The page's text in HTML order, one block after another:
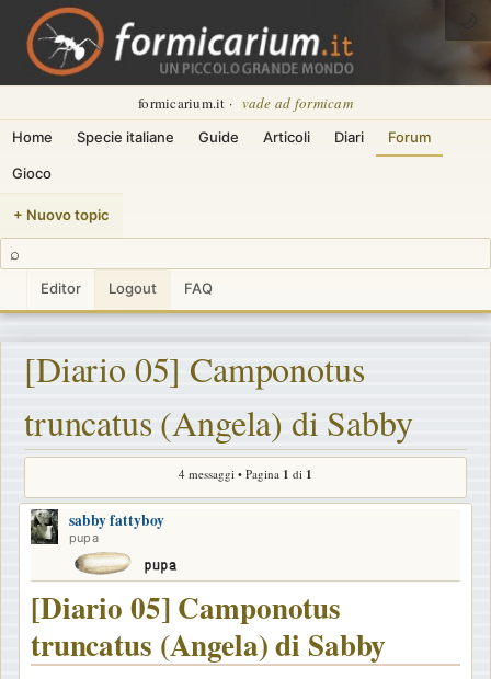
formicarium.it · vade ad formicam
Home Specie italiane Guide Articoli Diari Forum
Gioco
+ Nuovo topic
⌕
Editor Logout FAQ
🌙
[Diario 05] Camponotus
truncatus (Angela) di Sabby
4 messaggi • Pagina 1 di 1
sabby fattyboy
pupa
[Diario 05] Camponotus
truncatus (Angela) di Sabby